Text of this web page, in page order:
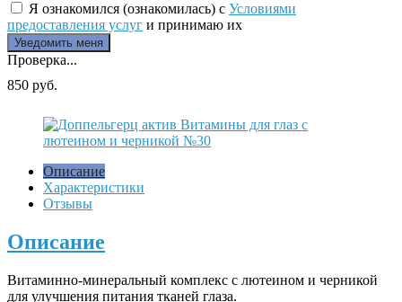
Я ознакомился (ознакомилась) с Условиями
предоставления услуг и принимаю их
Проверка...
850 руб.
Описание
Характеристики
Отзывы
Описание
Витаминно-минеральный комплекс с лютеином и черникой
для улучшения питания тканей глаза.